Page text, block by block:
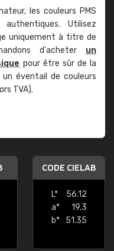
les couleurs PMS
Utilisez
uniquement à titre de
d'acheter un
pour être sûr de la
un éventail de couleurs
TVA).
CODE CIELAB
L*
56.12
a*
19.3
b*
51.35